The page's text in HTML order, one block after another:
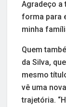
Agradeço a
forma para
minha
Quem
da Silva,
mesmo
vê uma
trajetória.